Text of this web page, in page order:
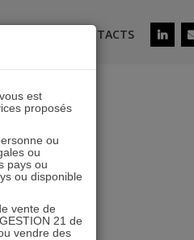
CONTACTS
est
proposés
ou
ou
pays ou
ou disponible
vente de
21 de
vendre des